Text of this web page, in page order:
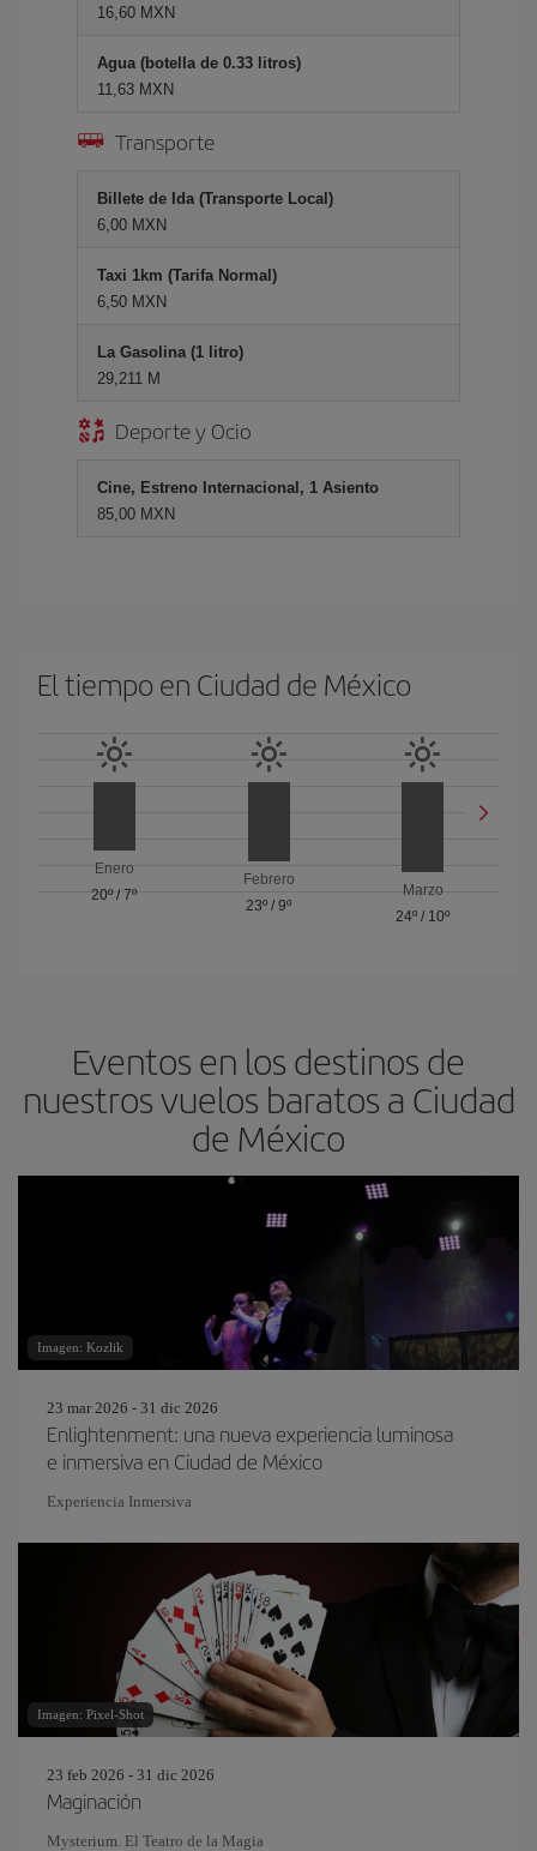
16,60 MXN
Agua (botella de 0.33 litros)
11,63 MXN
Transporte
Billete de Ida (Transporte Local)
6,00 MXN
Taxi 1km (Tarifa Normal)
6,50 MXN
La Gasolina (1 litro)
29,211 M
Deporte y Ocio
Cine, Estreno Internacional, 1 Asiento
85,00 MXN
El tiempo en Ciudad de México
Enero
20º/7º
Febrero
23º / 9º
Marzo
24º / 10º
Eventos en los destinos de
nuestros vuelos baratos a Ciudad
de México
Imagen: Kozlik
23 mar 2026 - 31 dic 2026
Enlightenment: una nueva experiencia luminosa
e inmersiva en Ciudad de México
Experiencia Inmersiva
Imagen: Pixel-Shot
23 feb 2026 - 31 dic 2026
Maginación
Mysterium. El Teatro de la Magia